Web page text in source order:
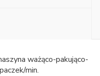
ważąco-pakująco-
min.